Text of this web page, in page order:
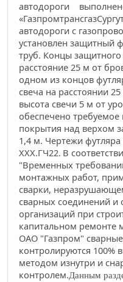
автодороги
автодороги с
установлен защитный
труб. Концы
расстояние 25 м от
одном из концов
свеча на расстоянии
высота свечи 5 м от
обеспечено
покрытия над верхом
1,4 м. Чертежи
ХХХ.ГЧ22. В
"Временных
монтажных работ,
сварки,
сварных соединений
организаций при
капитальном ремонте
ОАО "Газпром"
контролируются 100%
методом изнутри и
контролем.Данным